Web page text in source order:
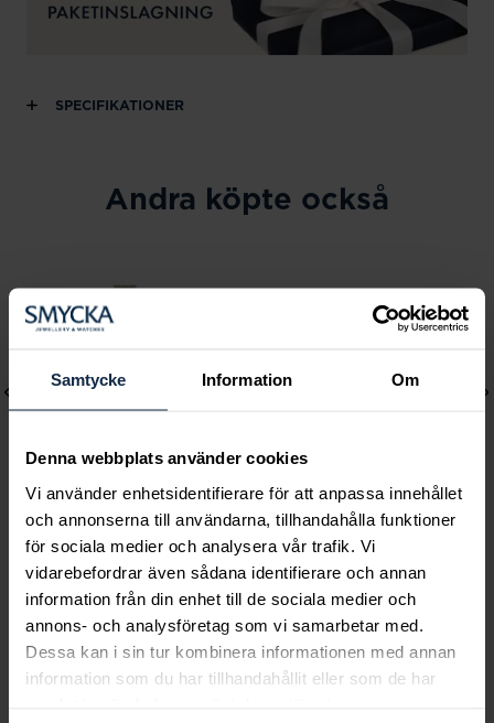
Samtycke Information Om
Denna webbplats använder cookies
Vi använder enhetsidentifierare för att anpassa innehållet
och annonserna till användarna, tillhandahålla funktioner
för sociala medier och analysera vår trafik. Vi
vidarebefordrar även sådana identifierare och annan
information från din enhet till de sociala medier och
annons- och analysföretag som vi samarbetar med.
Dessa kan i sin tur kombinera informationen med annan
information som du har tillhandahållit eller som de har
SPECIFIKATIONER
Andra köpte också
Mockberg
Royal Watch 28 mm
Pris:2 399 kr
2 399 kr
Lily and Rose
Emily pearl bracelet -
Ivory
Pris:349 kr
349 kr